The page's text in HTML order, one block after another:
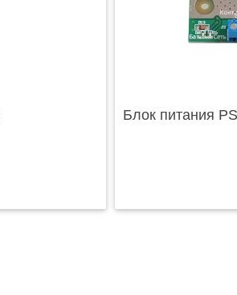
Блок питания